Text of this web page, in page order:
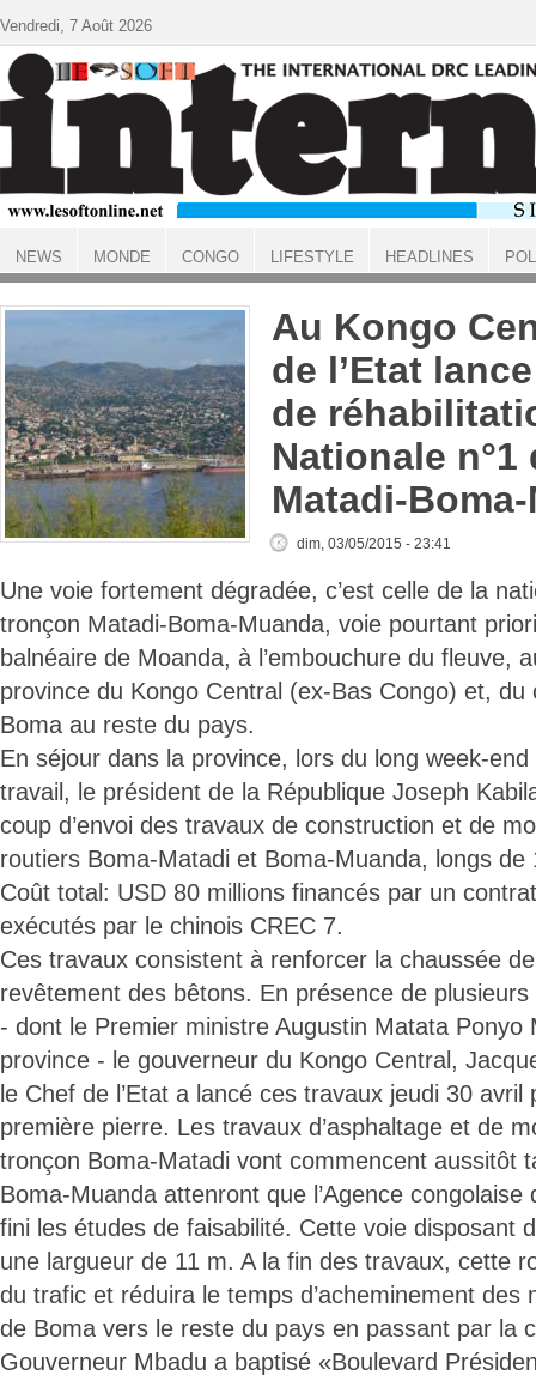
ACCUEIL
Au Kongo
de l’Etat
de
Nationale n°1
Matadi-
dim, 03/05/2015 - 23:41
Une voie fortement dégradée, c’est celle de la
tronçon Matadi-Boma-Muanda, voie pourtant
balnéaire de Moanda, à l’embouchure du fleuve,
province du Kongo Central (ex-Bas Congo) et,
Boma au reste du pays.
En séjour dans la province, lors du long week-
travail, le président de la République Joseph
coup d’envoi des travaux de construction et de
routiers Boma-Matadi et Boma-Muanda, longs de
Coût total: USD 80 millions financés par un
exécutés par le chinois CREC 7.
Ces travaux consistent à renforcer la chaussée
revêtement des bêtons. En présence de
- dont le Premier ministre Augustin Matata Ponyo
province - le gouverneur du Kongo Central,
le Chef de l’Etat a lancé ces travaux jeudi 30 avril
première pierre. Les travaux d’asphaltage et de
tronçon Boma-Matadi vont commencent aussitôt
Boma-Muanda attenront que l’Agence
fini les études de faisabilité. Cette voie disposant
une largueur de 11 m. A la fin des travaux, cette
du trafic et réduira le temps d’acheminement des
de Boma vers le reste du pays en passant par la
Gouverneur Mbadu a baptisé «Boulevard
Vendredi, 7 Août 2026
NEWS MONDE CONGO LIFESTYLE HEADLINES